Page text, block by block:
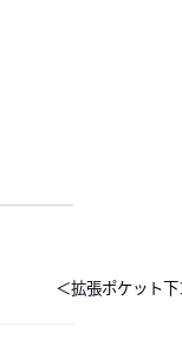
＜拡張ポケット